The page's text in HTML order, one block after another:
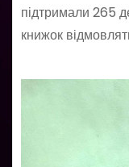
підтримали 265
книжок